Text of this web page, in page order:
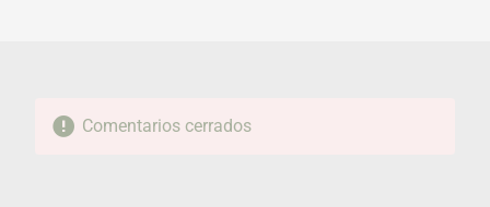
Comentarios cerrados